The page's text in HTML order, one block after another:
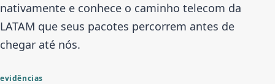
nativamente e conhece o caminho telecom da
LATAM que seus pacotes percorrem antes de
chegar até nós.
evidências